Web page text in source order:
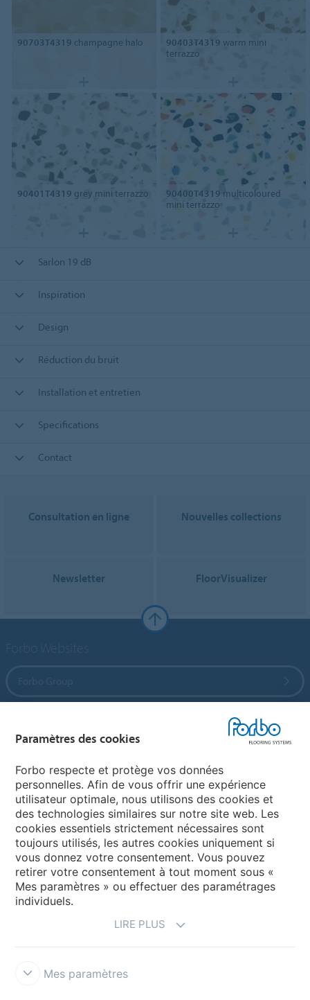
90703T4319 champagne halo 90403T4319 warm mini
terrazzo
90401T4319 grey mini terrazzo 90400T4319 multicoloured
mini terrazzo
Sarlon 19 dB
Inspiration
Design
Réduction du bruit
Installation et entretien
Specifications
Contact
Consultation en ligne Nouvelles collections
Newsletter FloorVisualizer
Sélectionnez un pays
Sélectionnez votre pays
Paramètres des cookies
Forbo respecte et protège vos données
personnelles. Afin de vous offrir une expérience
utilisateur optimale, nous utilisons des cookies et
des technologies similaires sur notre site web. Les
cookies essentiels strictement nécessaires sont
toujours utilisés, les autres cookies uniquement si
vous donnez votre consentement. Vous pouvez
retirer votre consentement à tout moment sous «
Mes paramètres » ou effectuer des paramétrages
individuels.
LIRE PLUS
Mes paramètres